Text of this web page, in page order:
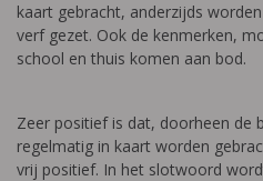
kaart gebracht, anderzijds
verf gezet. Ook de kenmerken,
school en thuis komen aan bod.
Zeer positief is dat, doorheen de
regelmatig in kaart worden
vrij positief. In het slotwoord